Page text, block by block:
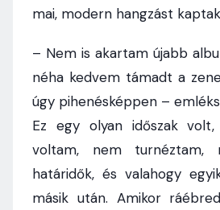
mai, modern hangzást
– Nem is akartam újabb
néha kedvem támadt a
úgy pihenésképpen –
Ez egy olyan időszak
voltam, nem turnéztam,
határidők, és valahogy
másik után. Amikor